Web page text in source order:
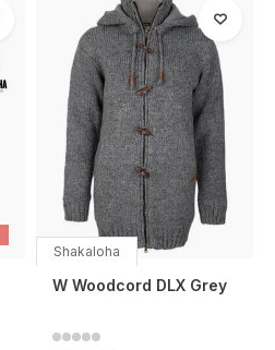
Shakaloha
W Woodcord DLX Grey